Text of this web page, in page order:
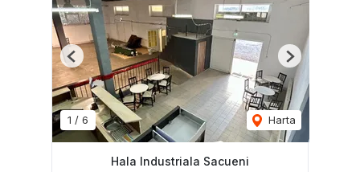
1 / 6 Harta
Previous Next
Hala Industriala Sacueni